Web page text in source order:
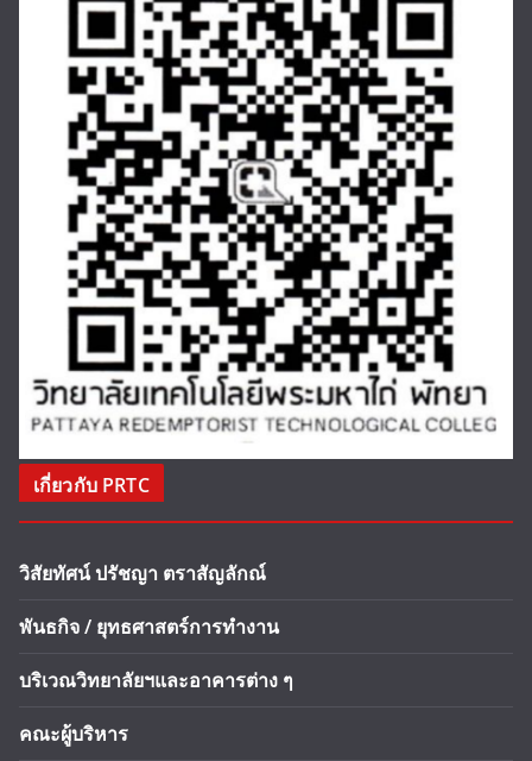
เกี่ยวกับ PRTC
วิสัยทัศน์ ปรัชญา ตราสัญลักณ์
พันธกิจ / ยุทธศาสตร์การทำงาน
บริเวณวิทยาลัยฯและอาคารต่าง ๆ
คณะผู้บริหาร